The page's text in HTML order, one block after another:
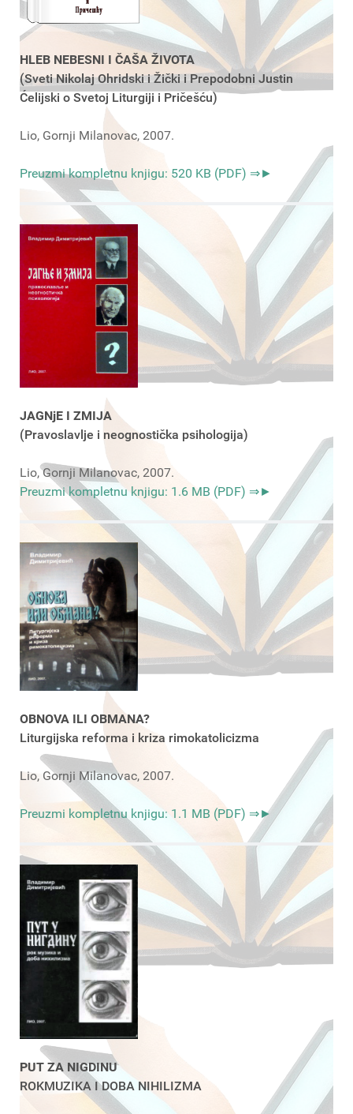
HLEB NEBESNI I ČAŠA ŽIVOTA
(Sveti Nikolaj Ohridski i Žički i Prepodobni Justin
Ćelijski o Svetoj Liturgiji i Pričešću)
Lio, Gornji Milanovac, 2007.
Preuzmi kompletnu knjigu: 520 KB (PDF) ⇒►
JAGNjE I ZMIJA
(Pravoslavlje i neognostička psihologija)
Lio, Gornji Milanovac, 2007.
Preuzmi kompletnu knjigu: 1.6 MB (PDF) ⇒►
OBNOVA ILI OBMANA?
Liturgijska reforma i kriza rimokatolicizma
Lio, Gornji Milanovac, 2007.
Preuzmi kompletnu knjigu: 1.1 MB (PDF) ⇒►
PUT ZA NIGDINU
ROKMUZIKA I DOBA NIHILIZMA